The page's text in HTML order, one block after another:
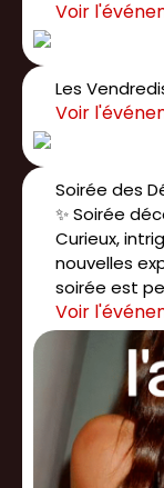
Les
Soirée des
✨ Soirée
Curieux,
nouvelles
soirée est